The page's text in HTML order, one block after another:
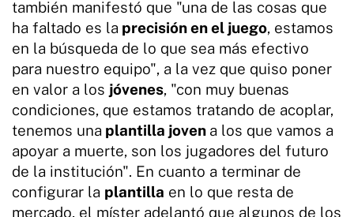
también manifestó que "una de las cosas que
ha faltado es la precisión en el juego, estamos
en la búsqueda de lo que sea más efectivo
para nuestro equipo", a la vez que quiso poner
en valor a los jóvenes, "con muy buenas
condiciones, que estamos tratando de acoplar,
tenemos una plantilla joven a los que vamos a
apoyar a muerte, son los jugadores del futuro
de la institución". En cuanto a terminar de
configurar la plantilla en lo que resta de
mercado, el míster adelantó que algunos de los